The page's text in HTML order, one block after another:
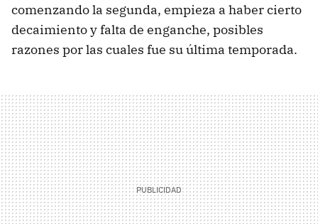
comenzando la segunda, empieza a haber cierto
decaimiento y falta de enganche, posibles
razones por las cuales fue su última temporada.